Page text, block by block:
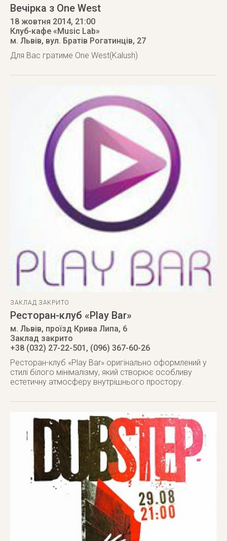
Вечірка з One West
18 жовтня 2014, 21:00
Клуб-кафе «Music Lab»
м. Львів, вул. Братів Рогатинців, 27
Для Вас гратиме One West(Kalush)
ЗАКЛАД ЗАКРИТО
Ресторан-клуб «Play Bar»
м. Львів, проїзд Крива Липа, 6
Заклад закрито
+38 (032) 27-22-501, (096) 367-60-26
Ресторан-клуб «Play Bar» оригінально оформлений у
стилі білого мінімалізму, який створює особливу
естетичну атмосферу внутрішнього простору.